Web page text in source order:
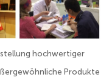
hochwertiger
Produkte